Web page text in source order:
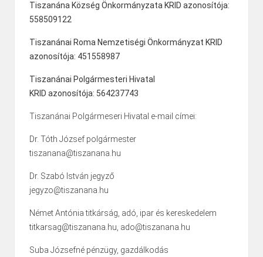
Tiszanána Község Önkormányzata KRID azonosítója:
558509122
Tiszanánai Roma Nemzetiségi Önkormányzat KRID
azonosítója: 451558987
Tiszanánai Polgármesteri Hivatal
KRID azonosítója: 564237743
Tiszanánai Polgármeseri Hivatal e-mail címei:
Dr. Tóth József polgármester
tiszanana@tiszanana.hu
Dr. Szabó István jegyző
jegyzo@tiszanana.hu
Német Antónia titkárság, adó, ipar és kereskedelem
titkarsag@tiszanana.hu, ado@tiszanana.hu
Suba Józsefné pénzügy, gazdálkodás